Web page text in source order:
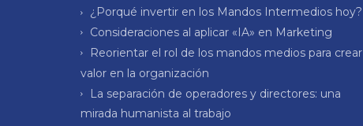
¿Porqué invertir en los Mandos Intermedios hoy?
Consideraciones al aplicar «IA» en Marketing
Reorientar el rol de los mandos medios para crear
valor en la organización
La separación de operadores y directores: una
mirada humanista al trabajo